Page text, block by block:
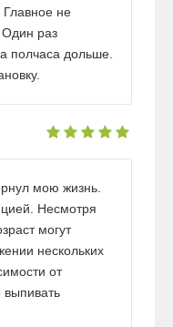
Главное не
Один раз
полчаса дольше.
мою жизнь.
Несмотря
могут
нескольких
от